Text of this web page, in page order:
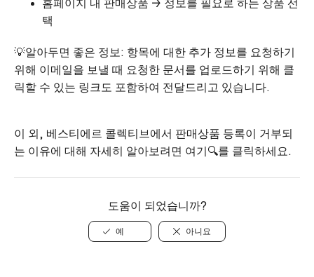
홈페이지 내 판매상품 → 정보를 필요로 하는 상품 선
택
💡알아두면 좋은 정보: 항목에 대한 추가 정보를 요청하기
위해 이메일을 보낼 때 요청한 문서를 업로드하기 위해 클
릭할 수 있는 링크도 포함하여 전달드리고 있습니다.
이 외, 베스티에르 콜렉티브에서 판매상품 등록이 거부되
는 이유에 대해 자세히 알아보려면 여기 🔍를 클릭하세요.
도움이 되었습니까?
예 아니요